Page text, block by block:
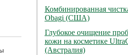
Комбинированная
Obagi (США)
Глубокое очищение
кожи на косметике
(Австралия)